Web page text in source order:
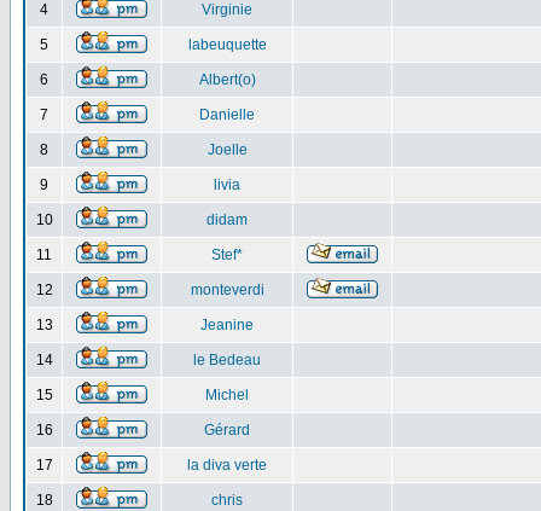
4 Virginie
5 labeuquette
6 Albert(o)
7 Danielle
8 Joelle
9 livia
10 didam
11 Stef*
12 monteverdi
13 Jeanine
14 le Bedeau
15 Michel
16 Gérard
17 la diva verte
18 chris